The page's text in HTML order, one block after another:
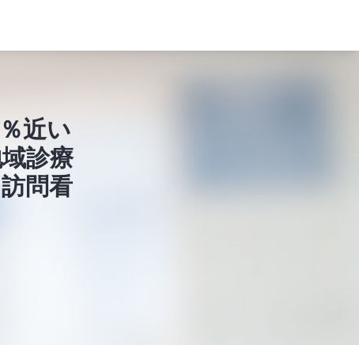
近い
診療
問看